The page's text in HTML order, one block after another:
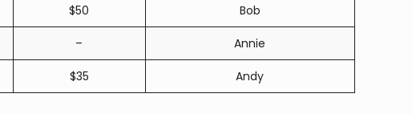
$50 Bob
– Annie
$35 Andy